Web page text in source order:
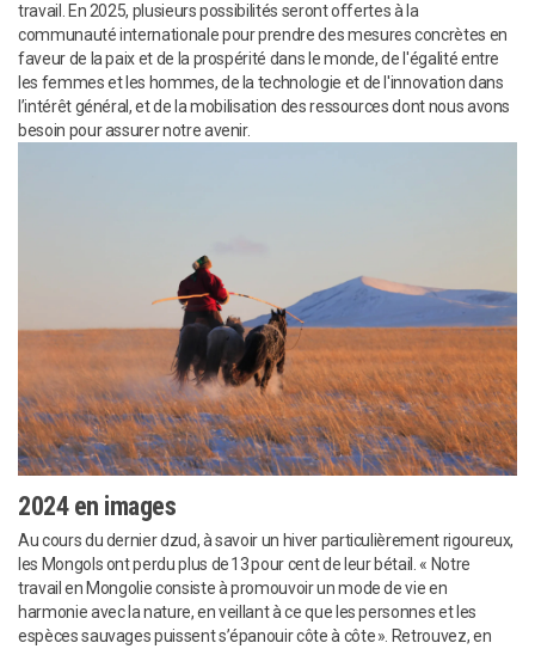
travail. En 2025, plusieurs possibilités seront offertes à la
communauté internationale pour prendre des mesures concrètes en
faveur de la paix et de la prospérité dans le monde, de l'égalité entre
les femmes et les hommes, de la technologie et de l'innovation dans
l’intérêt général, et de la mobilisation des ressources dont nous avons
besoin pour assurer notre avenir.
2024 en images
Au cours du dernier dzud, à savoir un hiver particulièrement rigoureux,
les Mongols ont perdu plus de 13 pour cent de leur bétail. « Notre
travail en Mongolie consiste à promouvoir un mode de vie en
harmonie avec la nature, en veillant à ce que les personnes et les
espèces sauvages puissent s’épanouir côte à côte ». Retrouvez, en